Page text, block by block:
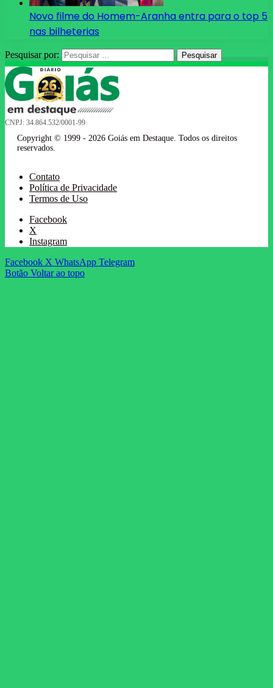
Novo filme do Homem-Aranha entra para o top 5
nas bilheterias
Pesquisar por:
CNPJ: 34.864.532/0001-99
Copyright © 1999 - 2026 Goiás em Destaque. Todos os direitos
reservados.
Contato
Política de Privacidade
Termos de Uso
Facebook
X
Instagram
Facebook X WhatsApp Telegram
Botão Voltar ao topo